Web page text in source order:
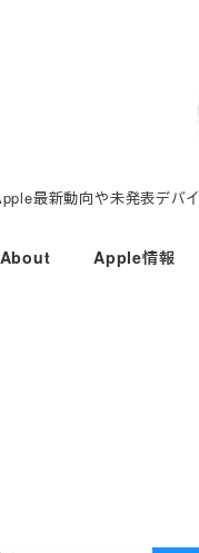
最新動向や未発表デバイ
About Apple情報